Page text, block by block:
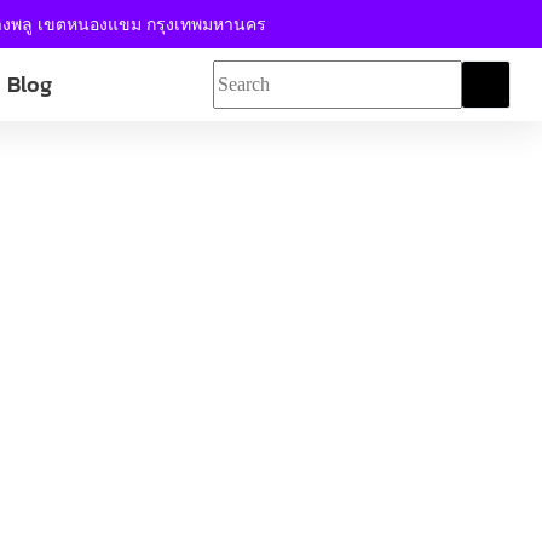
งพลู เขตหนองแขม กรุงเทพมหานคร
Blog